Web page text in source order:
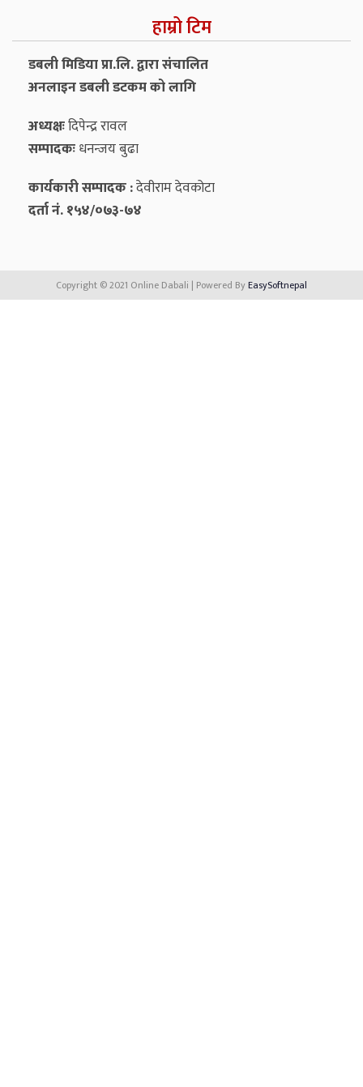
हाम्रो टिम
डबली मिडिया प्रा.लि. द्वारा संचालित
अनलाइन डबली डटकम को लागि
अध्यक्षःदिपेन्द्र रावल
सम्पादकःधनन्‍जय बुढा
कार्यकारी सम्पादक :देवीराम देवकोटा
दर्ता नं. १५४/०७३-७४
Copyright © 2021 Online Dabali | Powered ByEasySoftnepal